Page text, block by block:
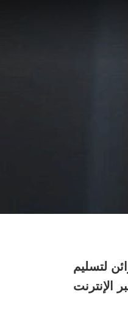
لتسليم
الإنترنت